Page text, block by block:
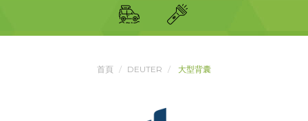
首頁 DEUTER 大型背囊